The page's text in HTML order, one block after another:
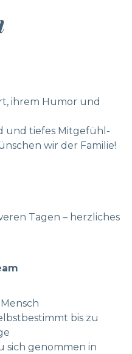
ihrem Humor und
und tiefes Mitgefühl-
wir der Familie!
Tagen – herzliches
bis zu
sich genommen in